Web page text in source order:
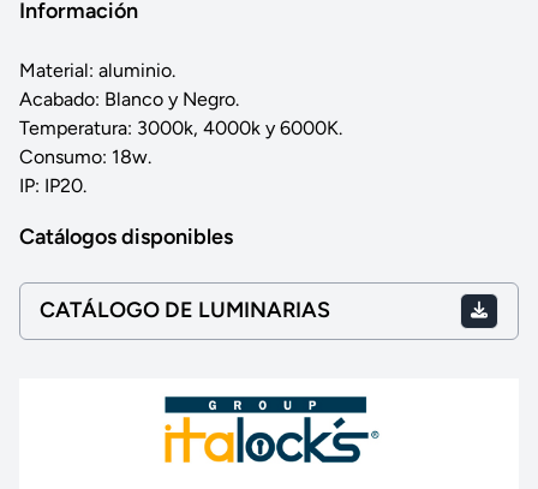
Información
Material: aluminio.
Acabado: Blanco y Negro.
Temperatura: 3000k, 4000k y 6000K.
Consumo: 18w.
IP: IP20.
Catálogos disponibles
CATÁLOGO DE LUMINARIAS